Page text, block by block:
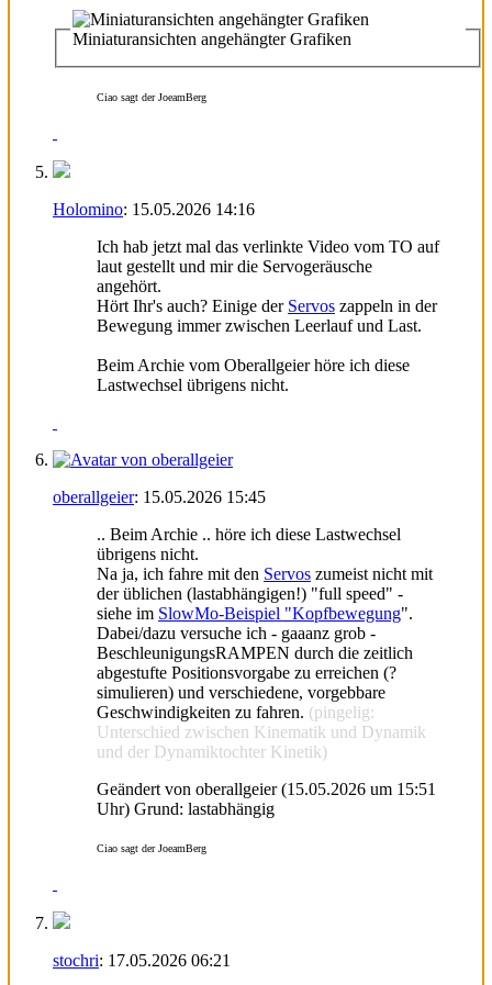
Miniaturansichten angehängter Grafiken
Ciao sagt der JoeamBerg
Holomino: 15.05.2026 14:16
Ich hab jetzt mal das verlinkte Video vom TO auf
laut gestellt und mir die Servogeräusche
angehört.
Hört Ihr's auch? Einige der Servos zappeln in der
Bewegung immer zwischen Leerlauf und Last.
Beim Archie vom Oberallgeier höre ich diese
Lastwechsel übrigens nicht.
oberallgeier: 15.05.2026 15:45
.. Beim Archie .. höre ich diese Lastwechsel
übrigens nicht.
Na ja, ich fahre mit den Servos zumeist nicht mit
der üblichen (lastabhängigen!) "full speed" -
siehe im SlowMo-Beispiel "Kopfbewegung".
Dabei/dazu versuche ich - gaaanz grob -
BeschleunigungsRAMPEN durch die zeitlich
abgestufte Positionsvorgabe zu erreichen (?
simulieren) und verschiedene, vorgebbare
Geschwindigkeiten zu fahren. (pingelig:
Unterschied zwischen Kinematik und Dynamik
und der Dynamiktochter Kinetik)
Geändert von oberallgeier (15.05.2026 um 15:51
Uhr) Grund: lastabhängig
Ciao sagt der JoeamBerg
stochri: 17.05.2026 06:21